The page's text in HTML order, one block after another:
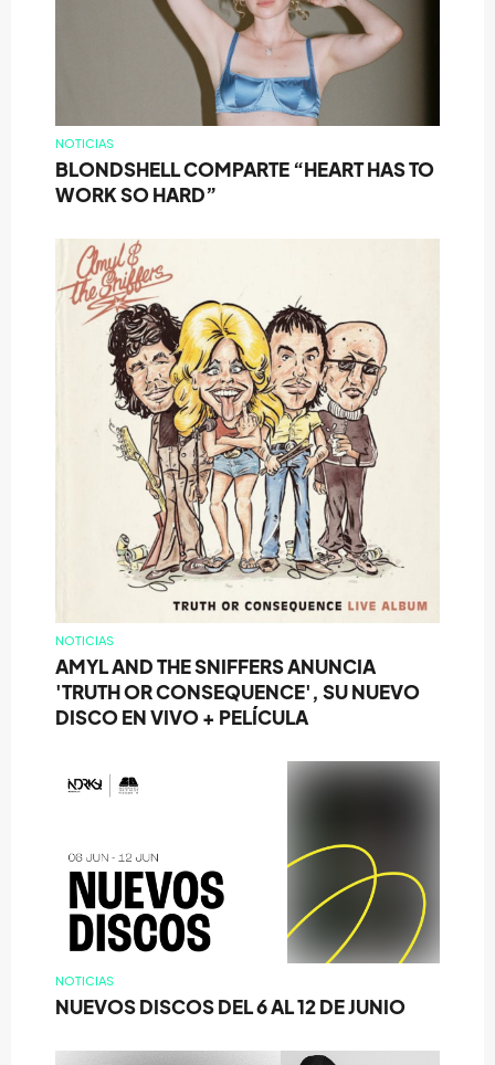
NOTICIAS
BLONDSHELL COMPARTE “HEART HAS TO
WORK SO HARD”
NOTICIAS
AMYL AND THE SNIFFERS ANUNCIA
'TRUTH OR CONSEQUENCE', SU NUEVO
DISCO EN VIVO + PELÍCULA
NOTICIAS
NUEVOS DISCOS DEL 6 AL 12 DE JUNIO